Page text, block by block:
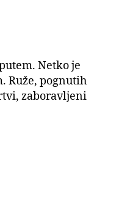
Netko je
Ruže, pognutih
zaboravljeni